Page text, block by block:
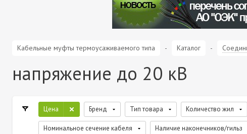
Кабельные муфты термоусаживаемого типа - Каталог -
напряжение до 20 кВ
Цена Бренд Тип товара Количество жил
Номинальное сечение кабеля Наличие наконечников/гильз